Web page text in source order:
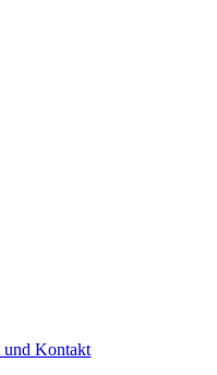
und Kontakt